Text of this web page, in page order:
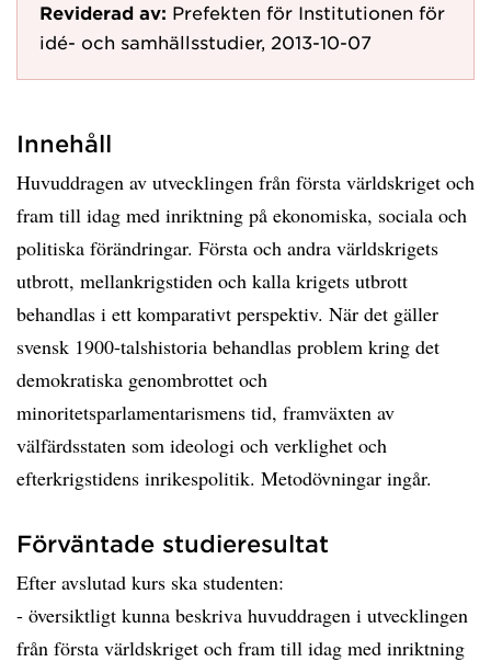
Reviderad av: Prefekten för Institutionen för
idé- och samhällsstudier, 2013-10-07
Innehåll
Huvuddragen av utvecklingen från första världskriget och
fram till idag med inriktning på ekonomiska, sociala och
politiska förändringar. Första och andra världskrigets
utbrott, mellankrigstiden och kalla krigets utbrott
behandlas i ett komparativt perspektiv. När det gäller
svensk 1900-talshistoria behandlas problem kring det
demokratiska genombrottet och
minoritetsparlamentarismens tid, framväxten av
välfärdsstaten som ideologi och verklighet och
efterkrigstidens inrikespolitik. Metodövningar ingår.
Förväntade studieresultat
Efter avslutad kurs ska studenten:
- översiktligt kunna beskriva huvuddragen i utvecklingen
från första världskriget och fram till idag med inriktning